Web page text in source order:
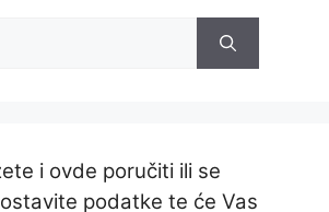
i ovde poručiti ili se
podatke te će Vas